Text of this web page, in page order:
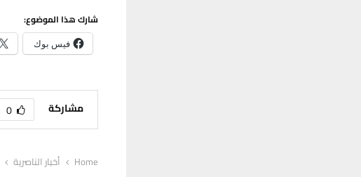
شارك هذا الموضوع:
فيس بوك
مشاركة 0
Home أخبار الناصرية